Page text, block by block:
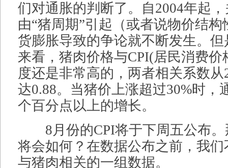
们对通胀的判断了。自2004年起
由“猪周期”引起（或者说物价结
货膨胀导致的争论就不断发生。
来看，猪肉价格与CPI(居民消费
度还是非常高的，两者相关系数
达0.88。当猪价上涨超过30%时，
个百分点以上的增长。
8月份的CPI将于下周五公布。
将会如何？在数据公布之前，我
与猪肉相关的一组数据。